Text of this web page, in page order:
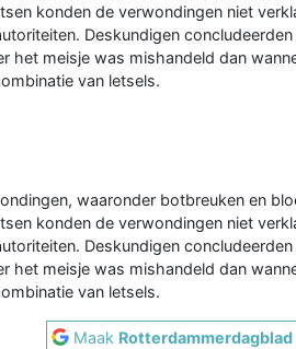
konden de verwondingen niet
Deskundigen
het meisje was mishandeld dan
van letsels.
waaronder botbreuken en
konden de verwondingen niet
Deskundigen
het meisje was mishandeld dan
van letsels.
Maak Rotterdammerdagblad